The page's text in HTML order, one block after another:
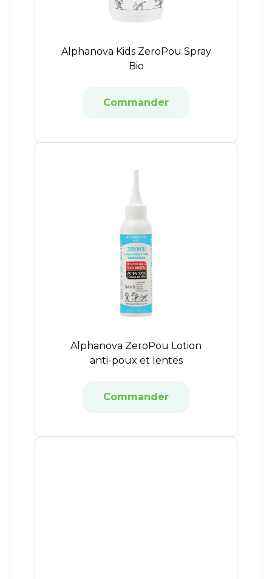
Alphanova Kids ZeroPou Spray
Bio
Commander
Alphanova ZeroPou Lotion
anti-poux et lentes
Commander